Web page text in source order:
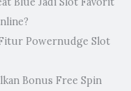
Powernudge Slot
Bonus Free Spin